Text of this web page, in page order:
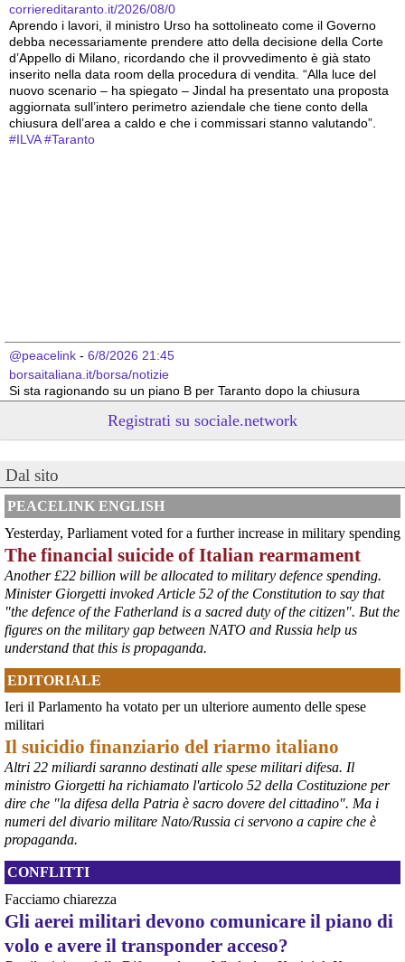
corriereditaranto.it/2026/08/0
Aprendo i lavori, il ministro Urso ha sottolineato come il Governo
debba necessariamente prendere atto della decisione della Corte
d’Appello di Milano, ricordando che il provvedimento è già stato
inserito nella data room della procedura di vendita. “Alla luce del
nuovo scenario – ha spiegato – Jindal ha presentato una proposta
aggiornata sull’intero perimetro aziendale che tiene conto della
chiusura dell’area a caldo e che i commissari stanno valutando”.
#ILVA #Taranto
@peacelink - 6/8/2026 21:45
borsaitaliana.it/borsa/notizie
Si sta ragionando su un piano B per Taranto dopo la chiusura
cronachetarantine.it/index.php
il Governo ha manifestato l’intenzione di predisporre un
provvedimento straordinario per attenuare le conseguenze
economiche e sociali della prevista fermata dell’area a caldo e ha
chiesto alle rappresentanze del territorio di formulare proposte
concrete per definirne i contenuti. Casartigiani valuta positivamente
questa disponibilità.
#ILVA Taranto
@peacelink - 6/8/2026 21:36
giornalerossoblu.it/ex-ilva-sc
Nel tavolo convocato al Ministero delle Imprese e del Made in Italy,
provvedimento straordinario per attenuare le conseguenze
economiche e sociali dello stop dell’area a caldo, invitando le
rappresentanze del territorio a presentare proposte operative.
#ILVA #Taranto
Registrati su sociale.network
Dal sito
PEACELINK ENGLISH
Yesterday, Parliament voted for a further increase in military spending
The financial suicide of Italian rearmament
Another £22 billion will be allocated to military defence spending.
Minister Giorgetti invoked Article 52 of the Constitution to say that
"the defence of the Fatherland is a sacred duty of the citizen". But the
figures on the military gap between NATO and Russia help us
understand that this is propaganda.
EDITORIALE
Ieri il Parlamento ha votato per un ulteriore aumento delle spese
militari
Il suicidio finanziario del riarmo italiano
Altri 22 miliardi saranno destinati alle spese militari difesa. Il
ministro Giorgetti ha richiamato l'articolo 52 della Costituzione per
dire che "la difesa della Patria è sacro dovere del cittadino". Ma i
numeri del divario militare Nato/Russia ci servono a capire che è
propaganda.
CONFLITTI
Facciamo chiarezza
Gli aerei militari devono comunicare il piano di
volo e avere il transponder acceso?